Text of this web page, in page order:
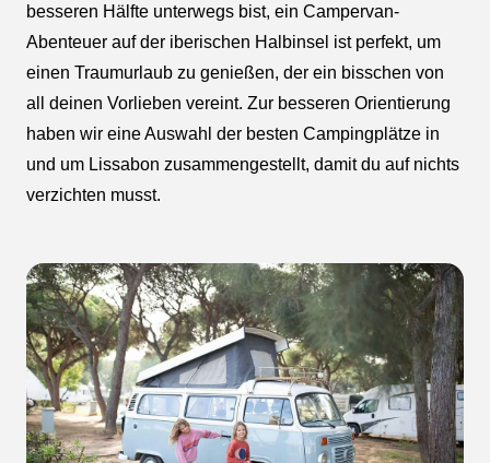
besseren Hälfte unterwegs bist, ein Campervan-
Abenteuer auf der iberischen Halbinsel ist perfekt, um
einen Traumurlaub zu genießen, der ein bisschen von
all deinen Vorlieben vereint. Zur besseren Orientierung
haben wir eine Auswahl der besten Campingplätze in
und um Lissabon zusammengestellt, damit du auf nichts
verzichten musst.